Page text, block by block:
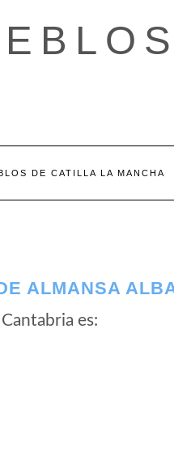
DE CATILLA LA MANCHA
ALMANSA
es: